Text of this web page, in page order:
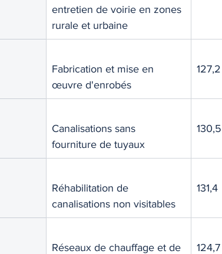
entretien de voirie en zones
rurale et urbaine
Fabrication et mise en
œuvre d'enrobés
127,2
Canalisations sans
fourniture de tuyaux
130,5
Réhabilitation de
canalisations non visitables
131,4
Réseaux de chauffage et de
124,7